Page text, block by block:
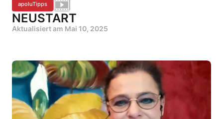
apoluTipps
NEUSTART
Aktualisiert am Mai 10, 2025